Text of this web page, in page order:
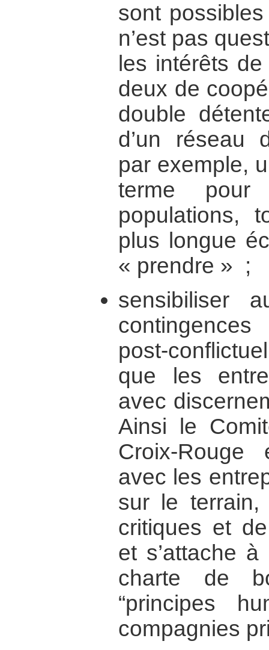
sont
n’est pas
les intérêts
deux de
double
d’un réseau
par exemple,
terme
populations,
plus longue
« prendre » ;
sensibiliser
post-
que les
avec
Ainsi le
Croix-Rouge
avec les
sur le
critiques et
et s’attache
charte de
“principes
compagnies